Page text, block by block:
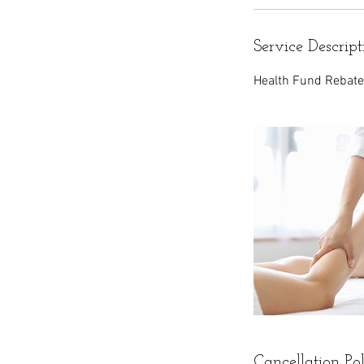
Service
Health Fund